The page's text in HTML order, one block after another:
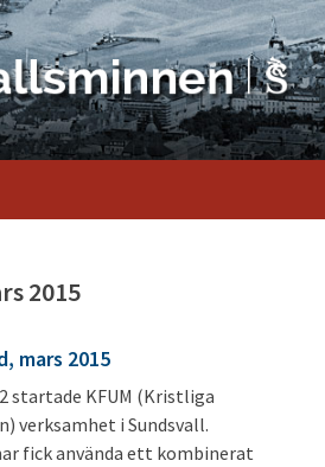
2015
mars 2015
startade KFUM (Kristliga
verksamhet i Sundsvall.
fick använda ett kombinerat